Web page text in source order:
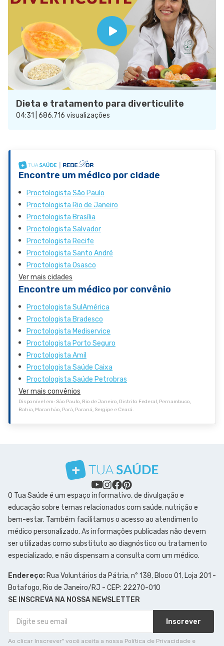
Dieta e tratamento para diverticulite
04:31 | 686.716 visualizações
Encontre um médico por cidade
Proctologista São Paulo
Proctologista Rio de Janeiro
Proctologista Brasília
Proctologista Salvador
Proctologista Recife
Proctologista Santo André
Proctologista Osasco
Ver mais cidades
Encontre um médico por convênio
Proctologista SulAmérica
Proctologista Bradesco
Proctologista Mediservice
Proctologista Porto Seguro
Proctologista Amil
Proctologista Saúde Caixa
Proctologista Saúde Petrobras
Ver mais convênios
Disponível em: São Paulo, Rio de Janeiro, Distrito Federal, Pernambuco,
Bahia, Maranhão, Pará, Paraná, Sergipe e Ceará.
O Tua Saúde é um espaço informativo, de divulgação e
educação sobre temas relacionados com saúde, nutrição e
bem-estar. Também facilitamos o acesso ao atendimento
médico personalizado. As informações publicadas não devem
ser utilizadas como substituto ao diagnóstico ou tratamento
especializado, e não dispensam a consulta com um médico.
Endereço:Rua Voluntários da Pátria, n° 138, Bloco 01, Loja 201 -
Botafogo, Rio de Janeiro/RJ - CEP: 22270-010
SE INSCREVA NA NOSSA NEWSLETTER
Inscrever
Ao clicar Inscrever" você aceita a nossa Política de Privacidade e